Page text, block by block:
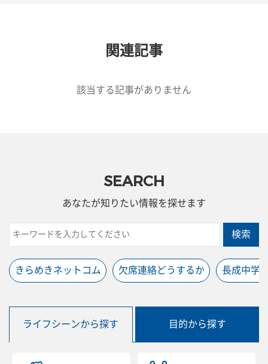
関連記事
該当する記事がありません
SEARCH
あなたが知りたい情報を探せます
検索
きらめきネットコム 欠席連絡どうするか 長成中学
ライフシーンから探す 目的から探す